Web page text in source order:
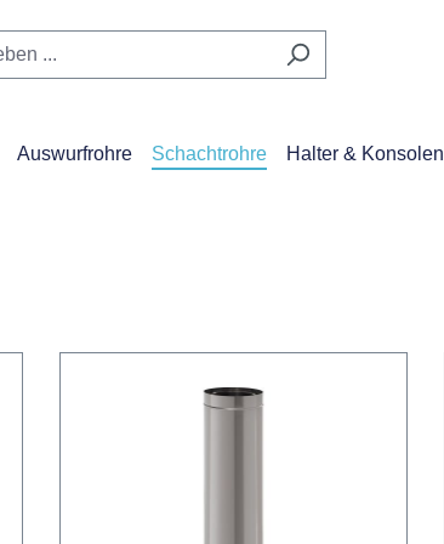
Auswurfrohre Schachtrohre Halter & Konsolen